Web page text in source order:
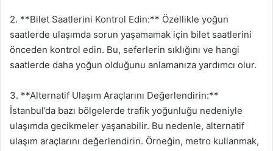
2. **Bilet Saatlerini Kontrol Edin:** Özellikle yoğun
saatlerde ulaşımda sorun yaşamamak için bilet saatlerini
önceden kontrol edin. Bu, seferlerin sıklığını ve hangi
saatlerde daha yoğun olduğunu anlamanıza yardımcı olur.
3. **Alternatif Ulaşım Araçlarını Değerlendirin:**
İstanbul’da bazı bölgelerde trafik yoğunluğu nedeniyle
ulaşımda gecikmeler yaşanabilir. Bu nedenle, alternatif
ulaşım araçlarını değerlendirin. Örneğin, metro kullanmak,